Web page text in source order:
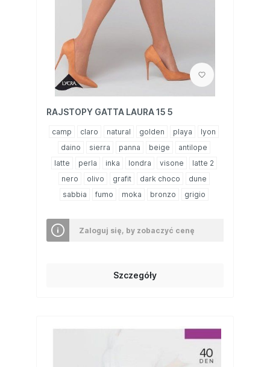
RAJSTOPY GATTA LAURA 15 5
camp claro natural golden playa
lyon
daino
sierra panna beige
antilope
latte
perla inka londra visone
latte 2
nero
olivo grafit dark choco
dune
sabbia
fumo moka bronzo grigio
Zaloguj się, by zobaczyć cenę
Szczegóły